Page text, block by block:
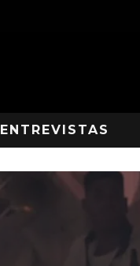
ENTREVISTAS